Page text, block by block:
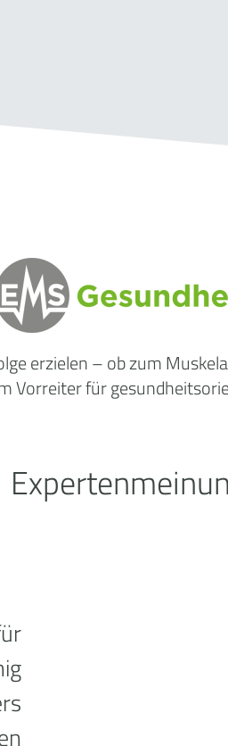
erzielen – ob zum
Vorreiter für